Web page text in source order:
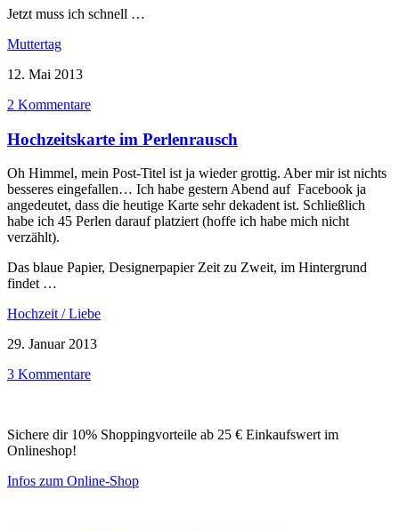
Jetzt muss ich schnell …
Muttertag
12. Mai 2013
2 Kommentare
Hochzeitskarte im Perlenrausch
Oh Himmel, mein Post-Titel ist ja wieder grottig. Aber mir ist nichts
besseres eingefallen… Ich habe gestern Abend auf Facebook ja
angedeutet, dass die heutige Karte sehr dekadent ist. Schließlich
habe ich 45 Perlen darauf platziert (hoffe ich habe mich nicht
verzählt).
Das blaue Papier, Designerpapier Zeit zu Zweit, im Hintergrund
findet …
Hochzeit / Liebe
29. Januar 2013
3 Kommentare
Sichere dir 10% Shoppingvorteile ab 25 € Einkaufswert im
Onlineshop!
Infos zum Online-Shop